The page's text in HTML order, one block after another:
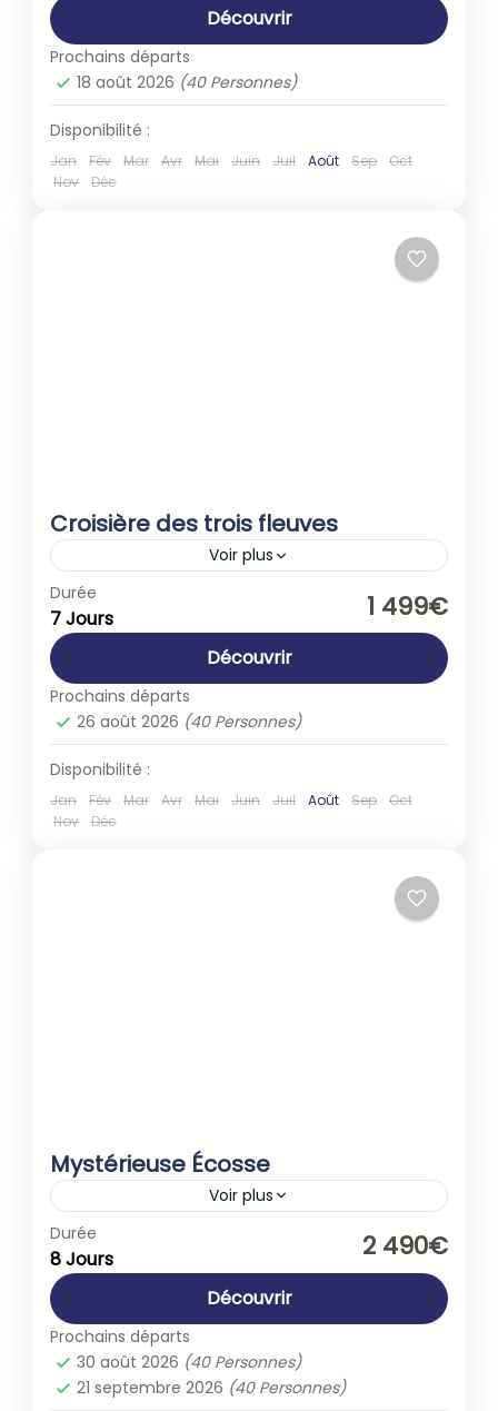
Découvrir
Prochains départs
18 août 2026 (40 Personnes)
Disponibilité :
Jan Fév Mar Avr Mai Juin Juil Août Sep
Oct
Nov
Déc
Croisière des trois fleuves
Voir plus
Allemagne
1-40 People
Durée
7 Jours 1 499€
Découvrir
Prochains départs
26 août 2026 (40 Personnes)
Disponibilité :
Jan Fév Mar Avr Mai Juin Juil Août Sep
Oct
Nov
Déc
Mystérieuse Écosse
Voir plus
Ecosse
1-40 People
Durée
8 Jours 2 490€
Découvrir
Prochains départs
30 août 2026 (40 Personnes)
21 septembre 2026 (40 Personnes)